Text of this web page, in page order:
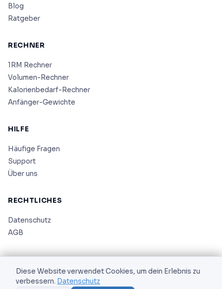
Blog
Ratgeber
RECHNER
1RM Rechner
Volumen-Rechner
Kalorienbedarf-Rechner
Anfänger-Gewichte
HILFE
Häufige Fragen
Support
Über uns
RECHTLICHES
Datenschutz
AGB
© 2026 AS Corporation. Alle Rechte vorbehalten.
Diese Website verwendet Cookies, um dein Erlebnis zu
verbessern. Datenschutz